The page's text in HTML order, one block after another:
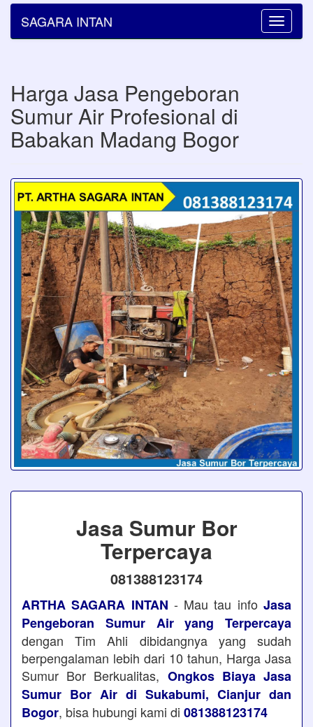
Toggle
SAGARA INTAN
Harga Jasa Pengeboran
Sumur Air Profesional di
Babakan Madang Bogor
Jasa Sumur Bor
Terpercaya
081388123174
ARTHA SAGARA INTAN - Mau tau infoJasa
Pengeboran Sumur Air yang Terpercaya
dengan Tim Ahli dibidangnya yang sudah
berpengalaman lebih dari 10 tahun, Harga Jasa
Sumur Bor Berkualitas, Ongkos Biaya Jasa
Sumur Bor Air di Sukabumi, Cianjur dan
Bogor, bisa hubungi kami di 081388123174